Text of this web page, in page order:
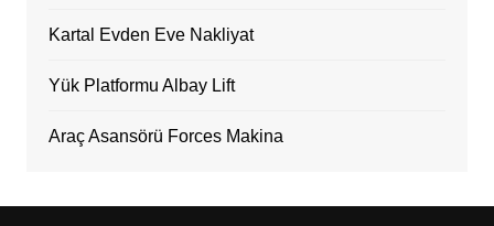
Kartal Evden Eve Nakliyat
Yük Platformu Albay Lift
Araç Asansörü Forces Makina